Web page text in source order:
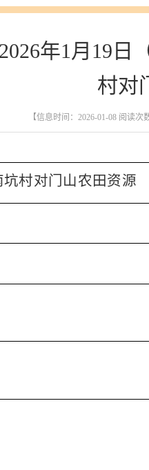
年1月19
村对
【信息时间：2026-01-08 阅读次
村对门山农田资源